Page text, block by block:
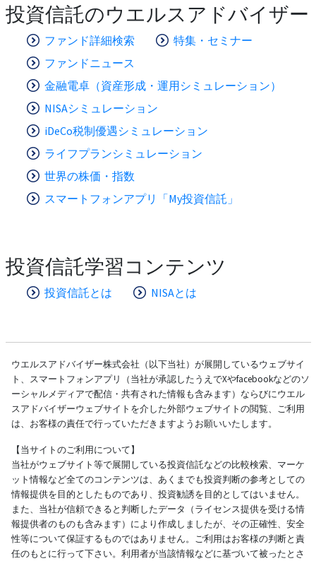
投資信託のウエルスアドバイザー
ファンド詳細検索
特集・セミナー
ファンドニュース
金融電卓（資産形成・運用シミュレーション）
NISAシミュレーション
iDeCo税制優遇シミュレーション
ライフプランシミュレーション
世界の株価・指数
スマートフォンアプリ「My投資信託」
投資信託学習コンテンツ
投資信託とは NISAとは
ウエルスアドバイザー株式会社（以下当社）が展開しているウェブサイ
ト、スマートフォンアプリ（当社が承認したうえでXやfacebookなどのソ
ーシャルメディアで配信・共有された情報も含みます）ならびにウエル
スアドバイザーウェブサイトを介した外部ウェブサイトの閲覧、ご利用
は、お客様の責任で行っていただきますようお願いいたします。
【当サイトのご利用について】
当社がウェブサイト等で展開している投資信託などの比較検索、マーケ
ット情報など全てのコンテンツは、あくまでも投資判断の参考としての
情報提供を目的としたものであり、投資勧誘を目的としてはいません。
また、当社が信頼できると判断したデータ（ライセンス提供を受ける情
報提供者のものも含みます）により作成しましたが、その正確性、安全
性等について保証するものではありません。ご利用はお客様の判断と責
任のもとに行って下さい。利用者が当該情報などに基づいて被ったとさ